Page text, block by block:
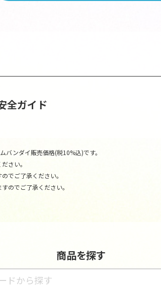
全ガイド
ンダイ販売価格(税10%込)です。
さい。
でご了承ください。
のでご了承ください。
商品を探す